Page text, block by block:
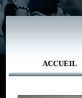
ACCUEIL